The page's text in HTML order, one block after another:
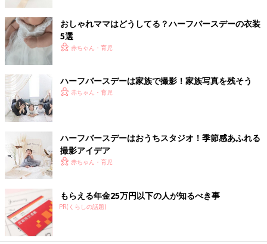
100均も上手に利用してハーフバースデーの写真を
撮影！
おしゃれママはどうしてる？ハーフバースデーの衣装
5選
赤ちゃん・育児
ハーフバースデーは家族で撮影！家族写真を残そう
赤ちゃん・育児
ハーフバースデーはおうちスタジオ！季節感あふれる
撮影アイデア
赤ちゃん・育児
もらえる年金25万円以下の人が知るべき事
PR(くらしの話題)